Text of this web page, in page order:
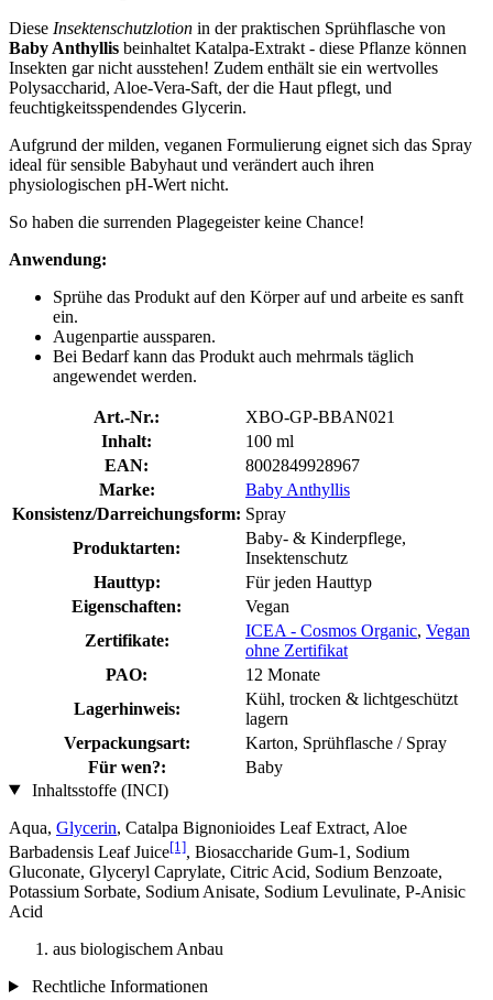
Diese Insektenschutzlotion in der praktischen Sprühflasche von
Baby Anthyllis beinhaltet Katalpa-Extrakt - diese Pflanze können
Insekten gar nicht ausstehen! Zudem enthält sie ein wertvolles
Polysaccharid, Aloe-Vera-Saft, der die Haut pflegt, und
feuchtigkeitsspendendes Glycerin.
Aufgrund der milden, veganen Formulierung eignet sich das Spray
ideal für sensible Babyhaut und verändert auch ihren
physiologischen pH-Wert nicht.
So haben die surrenden Plagegeister keine Chance!
Anwendung:
Sprühe das Produkt auf den Körper auf und arbeite es sanft
ein.
Augenpartie aussparen.
Bei Bedarf kann das Produkt auch mehrmals täglich
angewendet werden.
Art.-Nr.:
XBO-GP-BBAN021
Inhalt:
100 ml
EAN:
8002849928967
Marke:
Baby Anthyllis
Konsistenz/Darreichungsform: Spray
Produktarten:
Baby- & Kinderpflege,
Insektenschutz
Hauttyp:
Für jeden Hauttyp
Eigenschaften:
Vegan
Zertifikate:
ICEA - Cosmos Organic, Vegan
ohne Zertifikat
PAO:
12 Monate
Lagerhinweis:
Kühl, trocken & lichtgeschützt
lagern
Verpackungsart:
Karton, Sprühflasche / Spray
Für wen?:
Baby
Inhaltsstoffe (INCI)
Aqua, Glycerin, Catalpa Bignonioides Leaf Extract, Aloe
Barbadensis Leaf Juice[1], Biosaccharide Gum-1, Sodium
Gluconate, Glyceryl Caprylate, Citric Acid, Sodium Benzoate,
Potassium Sorbate, Sodium Anisate, Sodium Levulinate, P-Anisic
Acid
aus biologischem Anbau
Rechtliche Informationen